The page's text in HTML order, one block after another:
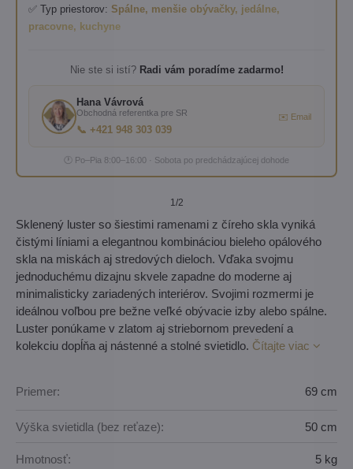
✅ Typ priestorov: Spálne, menšie obývačky, jedálne,
pracovne, kuchyne
Nie ste si istí? Radi vám poradíme zadarmo!
Hana Vávrová
Obchodná referentka pre SR
📞 +421 948 303 039
✉️ Email
🕐 Po–Pia 8:00–16:00 · Sobota po predchádzajúcej dohode
1/2
Sklenený luster so šiestimi ramenami z číreho skla vyniká
čistými líniami a elegantnou kombináciou bieleho opálového
skla na miskách aj stredových dieloch. Vďaka svojmu
jednoduchému dizajnu skvele zapadne do moderne aj
minimalisticky zariadených interiérov. Svojimi rozmermi je
ideálnou voľbou pre bežne veľké obývacie izby alebo spálne.
Luster ponúkame v zlatom aj striebornom prevedení a
kolekciu dopĺňa aj nástenné a stolné svietidlo. Čítajte viac
Priemer: 69 cm
Výška svietidla (bez reťaze): 50 cm
Hmotnosť: 5 kg